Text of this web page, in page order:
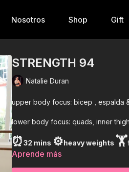
Nosotros Shop Gift
STRENGTH 94
Natalie Duran
upper body focus: bicep , espalda
lower body focus: quads, inner
⏰32 mins ⚙️heavy weights 🏋
Aprende más